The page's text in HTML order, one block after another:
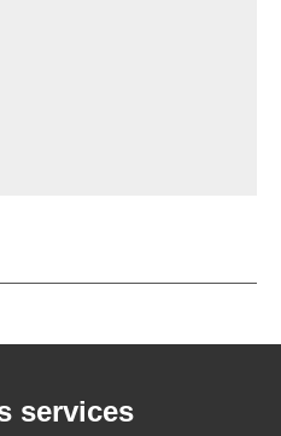
services